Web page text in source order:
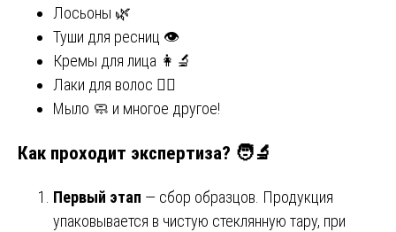
Лосьоны 🌿
Туши для ресниц 👁
Кремы для лица 👩‍🔬
Лаки для волос 💇‍♀️
Мыло 🧼 и многое другое!
Как проходит экспертиза? 🧑‍🔬
Первый этап — сбор образцов. Продукция
упаковывается в чистую стеклянную тару, при